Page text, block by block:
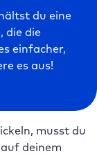
du eine
die die
einfacher,
es aus!
musst du
deinem